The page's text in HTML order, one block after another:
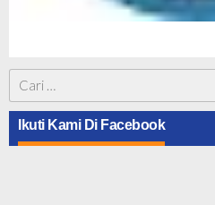
Cari
untuk:
Ikuti Kami Di Facebook